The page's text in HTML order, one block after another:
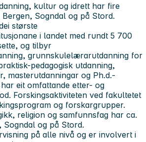
kultur og idrett har fire
Sogndal og på Stord.
største
i landet med rundt 5 700
og tilbyr
grunnskulelærarutdanning for
pedagogisk utdanning,
masterutdanningar og Ph.d.-
eit omfattande etter- og
Forskingsaktiviteten ved fakultetet
og forskargrupper.
religion og samfunnsfag har ca.
Sogndal og på Stord.
på alle nivå og er involvert i